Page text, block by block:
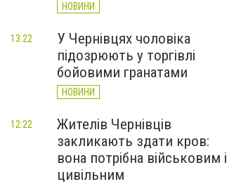
НОВИНИ
У Чернівцях чоловіка
підозрюють у торгівлі
бойовими гранатами
НОВИНИ
13:22
Жителів Чернівців
закликають здати кров:
вона потрібна військовим і
цивільним
12:22